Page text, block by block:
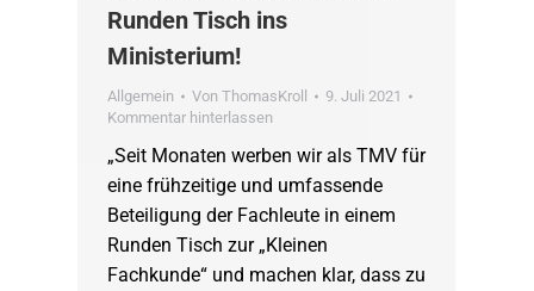
Runden Tisch ins
Ministerium!
Allgemein Von ThomasKroll
9. Juli 2021
Kommentar hinterlassen
„Seit Monaten werben wir als TMV für
eine frühzeitige und umfassende
Beteiligung der Fachleute in einem
Runden Tisch zur „Kleinen
Fachkunde“ und machen klar, dass zu